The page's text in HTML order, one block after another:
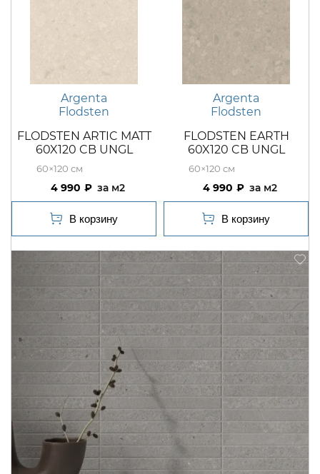
Argenta
Flodsten
FLODSTEN ARTIC MATT
60X120 CB UNGL
60×120
4 990 м2
Argenta
Flodsten
FLODSTEN EARTH
60X120 CB UNGL
60×120
4 990 м2